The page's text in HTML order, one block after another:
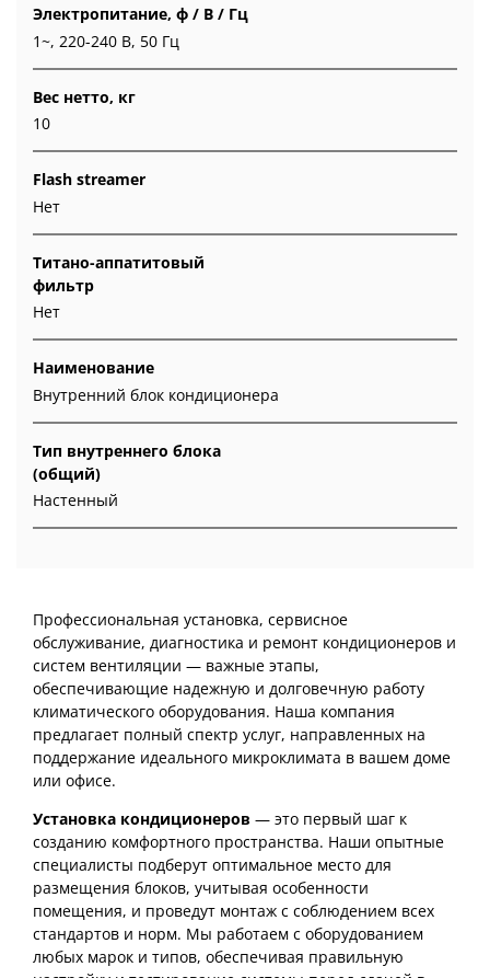
Электропитание, ф / В / Гц
1~, 220-240 В, 50 Гц
Вес нетто, кг
10
Flash streamer
Нет
Титано-аппатитовый
фильтр
Нет
Наименование
Внутренний блок кондиционера
Тип внутреннего блока
(общий)
Настенный
Профессиональная установка, сервисное
обслуживание, диагностика и ремонт кондиционеров и
систем вентиляции — важные этапы,
обеспечивающие надежную и долговечную работу
климатического оборудования. Наша компания
предлагает полный спектр услуг, направленных на
поддержание идеального микроклимата в вашем доме
или офисе.
Установка кондиционеров — это первый шаг к
созданию комфортного пространства. Наши опытные
специалисты подберут оптимальное место для
размещения блоков, учитывая особенности
помещения, и проведут монтаж с соблюдением всех
стандартов и норм. Мы работаем с оборудованием
любых марок и типов, обеспечивая правильную